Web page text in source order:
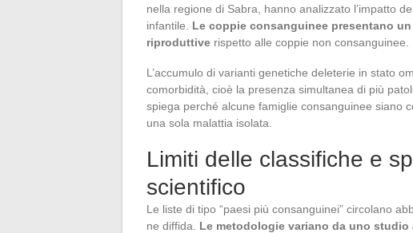
nella regione di Sabra, hanno analizzato l’impatto
infantile. Le coppie consanguinee presentano
riproduttive rispetto alle coppie non consanguinee.
L’accumulo di varianti genetiche deleterie in stato
comorbidità, cioè la presenza simultanea di più
spiega perché alcune famiglie consanguinee siano
una sola malattia isolata.
Limiti delle classifiche e
scientifico
Le liste di tipo “paesi più consanguinei” circolano
ne diffida. Le metodologie variano da uno studio